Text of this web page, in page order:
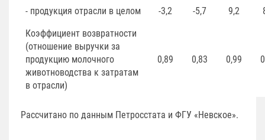
- продукция отрасли в целом -3,2 -5,7 9,2
Коэффициент возвратности
(отношение выручки за
продукцию молочного
животноводства к затратам
в отрасли)
0,89 0,83 0,99
Рассчитано по данным Петросстата и ФГУ «Невское».